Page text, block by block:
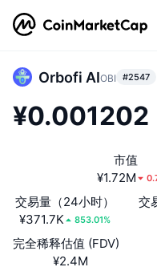
Orbofi AIOBI #2547
¥0.001202
市值
¥1.72M
交易量（24小时）
¥371.7K
853.01%
交
完全稀释估值 (FDV)
¥2.4M